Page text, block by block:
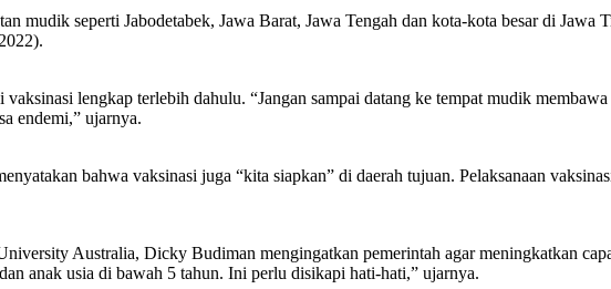
mudik seperti Jabodetabek, Jawa Barat, Jawa Tengah dan kota-kota besar di Jawa
lengkap terlebih dahulu. “Jangan sampai datang ke tempat mudik
endemi,” ujarnya.
bahwa vaksinasi juga “kita siapkan” di daerah tujuan. Pelaksanaan
Australia, Dicky Budiman mengingatkan pemerintah agar meningkatkan
anak usia di bawah 5 tahun. Ini perlu disikapi hati-hati,” ujarnya.